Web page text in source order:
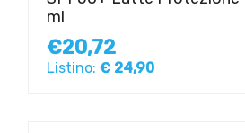
ml
€20,72
Listino: € 24,90